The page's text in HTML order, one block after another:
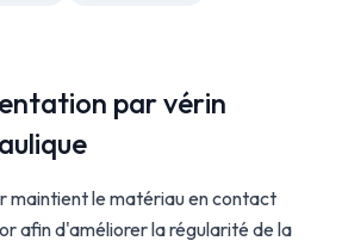
par vérin
maintient le matériau en contact
afin d'améliorer la régularité de la